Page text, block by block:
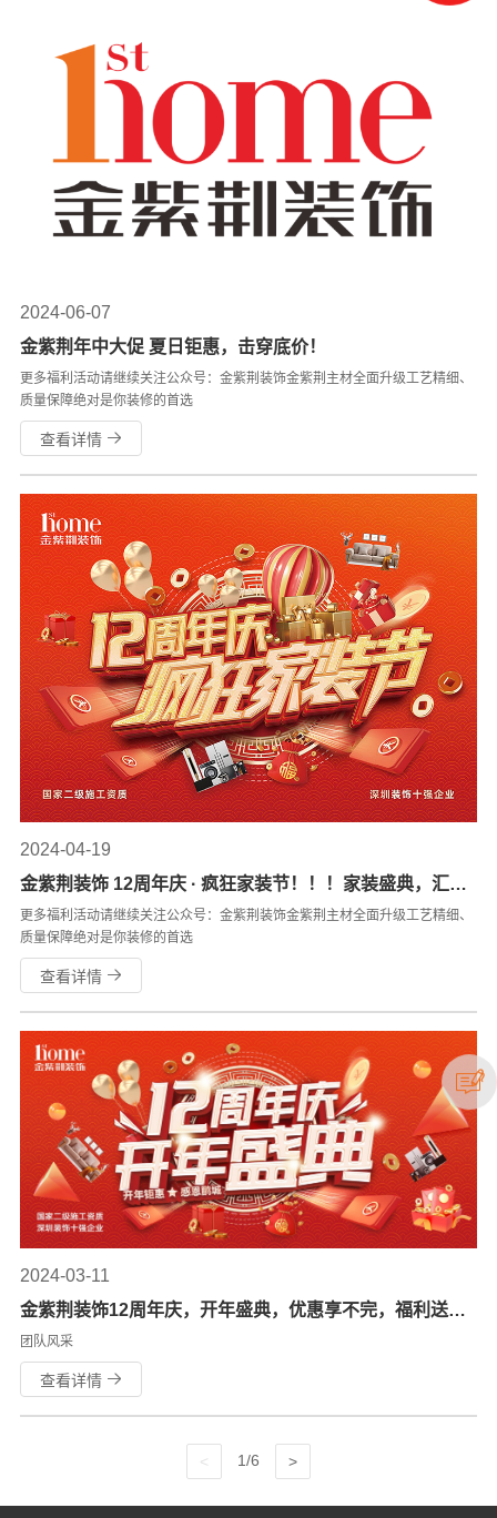
2024-06-07
金紫荆年中大促 夏日钜惠，击穿底价！
更多福利活动请继续关注公众号：金紫荆装饰金紫荆主材全面升级工艺精细、
质量保障绝对是你装修的首选
查看详情
2024-04-19
金紫荆装饰 12周年庆 · 疯狂家装节！！！家装盛典，汇聚
精品，让你的家焕发出不一样的光彩
更多福利活动请继续关注公众号：金紫荆装饰金紫荆主材全面升级工艺精细、
质量保障绝对是你装修的首选
查看详情
2024-03-11
金紫荆装饰12周年庆，开年盛典，优惠享不完，福利送不
停！
团队风采
查看详情
1/6